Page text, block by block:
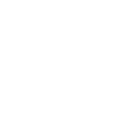
。
うお願いしま
にご登録され
の共同利用者
をご了承くだ
に記載されて
ない年数を意
通知します。
取り引きをい
ムロン制御